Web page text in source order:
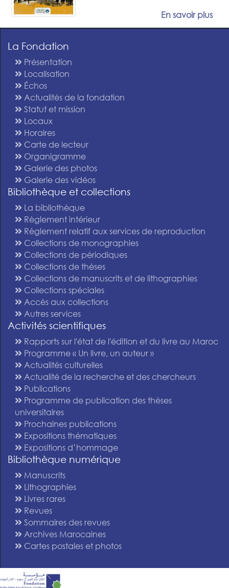
En savoir plus
La Fondation
Présentation
Localisation
Échos
Actualités de la fondation
Statut et mission
Locaux
Horaires
Carte de lecteur
Organigramme
Galerie des photos
Galerie des vidéos
Bibliothèque et collections
La bibliothèque
Règlement intérieur
Règlement relatif aux services de reproduction
Collections de monographies
Collections de périodiques
Collections de thèses
Collections de manuscrits et de lithographies
Collections spéciales
Accès aux collections
Autres services
Activités scientifiques
Rapports sur l'état de l'édition et du livre au Maroc
Programme « Un livre, un auteur »
Actualités culturelles
Actualité de la recherche et des chercheurs
Publications
Programme de publication des thèses
universitaires
Prochaines publications
Expositions thématiques
Expositions d’hommage
Bibliothèque numérique
Manuscrits
Lithographies
Livres rares
Revues
Sommaires des revues
Archives Marocaines
Cartes postales et photos